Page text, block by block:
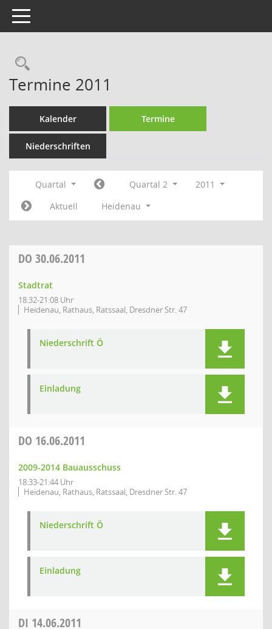
Toggle navigation
Rechercheauswahl
Termine 2011
Kalender Termine
Niederschriften
Quartal Quartal 2
2011
Aktuell
Heidenau
DO 30.06.2011
Stadtrat
18:32-21:08 Uhr
Heidenau, Rathaus, Ratssaal, Dresdner Str. 47
Niederschrift Ö
Einladung
DO 16.06.2011
2009-2014 Bauausschuss
18:33-21:44 Uhr
Heidenau, Rathaus, Ratssaal, Dresdner Str. 47
Niederschrift Ö
Einladung
DI 14.06.2011